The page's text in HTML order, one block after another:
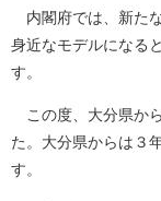
内閣府では、新た
身近なモデルになる
す。
この度、大分県か
た。大分県からは３
す。